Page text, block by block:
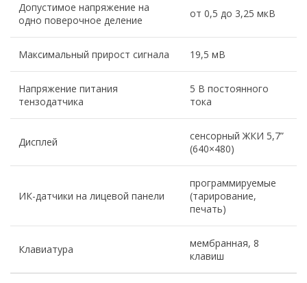
Допустимое напряжение на
одно поверочное деление
от 0,5 до 3,25 мкВ
Максимальный прирост сигнала 19,5 мВ
Напряжение питания
тензодатчика
5 В постоянного
тока
Дисплей
сенсорный ЖКИ 5,7”
(640×480)
ИК-датчики на лицевой панели
программируемые
(тарирование,
печать)
Клавиатура
мембранная, 8
клавиш